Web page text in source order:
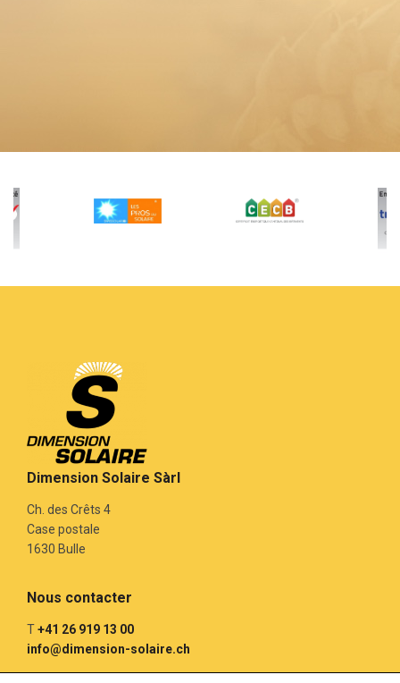
Dimension Solaire Sàrl
Ch. des Crêts 4
Case postale
1630 Bulle
Nous contacter
T+41 26 919 13 00
info@dimension-solaire.ch